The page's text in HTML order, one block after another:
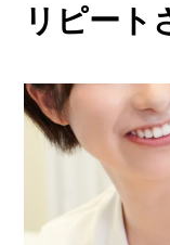
› 未経験・新人
› 他店とのお給
› 他店との考え
› 他店との待遇
› 他店との送り
リピート